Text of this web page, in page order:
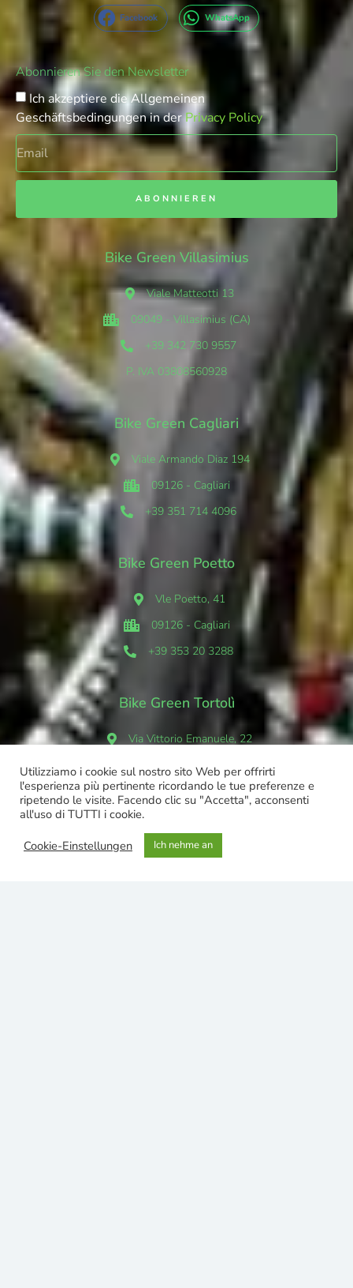
Facebook WhatsApp
Abonnieren Sie den Newsletter
Ich akzeptiere die Allgemeinen
Geschäftsbedingungen in derPrivacy Policy
ABONNIEREN
Bike Green Villasimius
Viale Matteotti 13
09049 - Villasimius (CA)
+39 342 730 9557
P. IVA 03808560928
Bike Green Cagliari
Viale Armando Diaz 194
09126 - Cagliari
+39 351 714 4096
Bike Green Poetto
Vle Poetto, 41
09126 - Cagliari
+39 353 20 3288
Bike Green Tortolì
Via Vittorio Emanuele, 22
08048 Tortolì (NU)
+39 351 428 5567
Bike Green San Vito
Utilizziamo i cookie sul nostro sito Web per offrirti
l'esperienza più pertinente ricordando le tue preferenze e
ripetendo le visite. Facendo clic su "Accetta", acconsenti
all'uso di TUTTI i cookie.
Cookie-Einstellungen
Ich nehme an